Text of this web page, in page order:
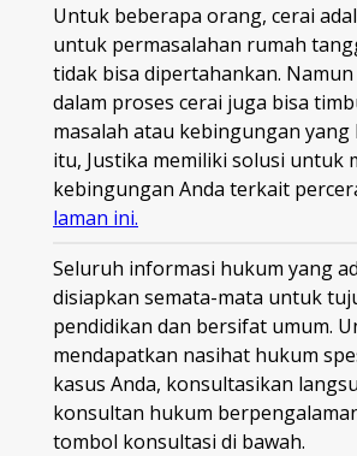
Untuk beberapa orang, cerai
untuk permasalahan rumah
tidak bisa dipertahankan.
dalam proses cerai juga bisa
masalah atau kebingungan yang
itu, Justika memiliki solusi untuk
kebingungan Anda terkait
laman ini.
Seluruh informasi hukum yang
disiapkan semata-mata untuk
pendidikan dan bersifat umum.
mendapatkan nasihat hukum
kasus Anda, konsultasikan
konsultan hukum
tombol konsultasi di bawah.